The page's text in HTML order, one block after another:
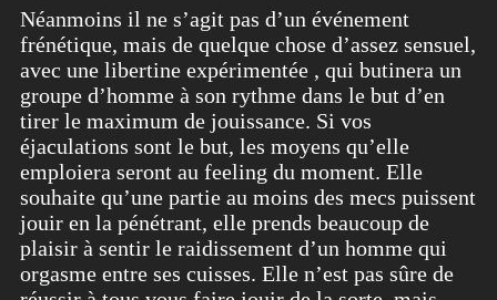
Néanmoins il ne s’agit pas d’un événement
frénétique, mais de quelque chose d’assez sensuel,
avec une libertine expérimentée , qui butinera un
groupe d’homme à son rythme dans le but d’en
tirer le maximum de jouissance. Si vos
éjaculations sont le but, les moyens qu’elle
emploiera seront au feeling du moment. Elle
souhaite qu’une partie au moins des mecs puissent
jouir en la pénétrant, elle prends beaucoup de
plaisir à sentir le raidissement d’un homme qui
orgasme entre ses cuisses. Elle n’est pas sûre de